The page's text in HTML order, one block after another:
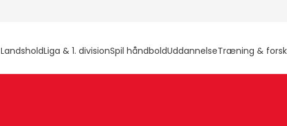
LandsholdLiga & 1. divisionSpil håndboldUddannelseTræning &